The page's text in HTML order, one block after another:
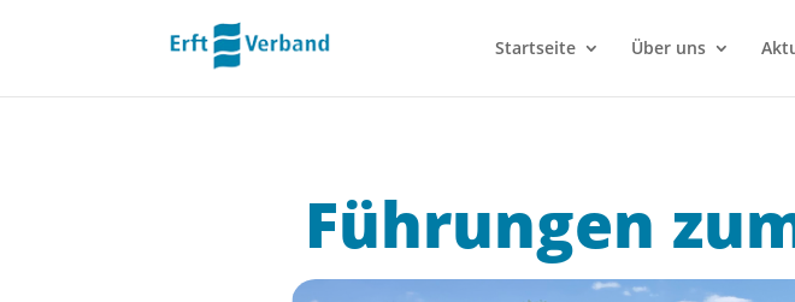
Startseite Über uns
Führungen